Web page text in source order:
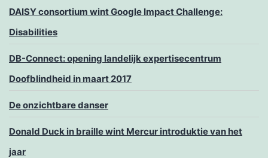
DAISY consortium wint Google Impact Challenge:
Disabilities
DB-Connect: opening landelijk expertisecentrum
Doofblindheid in maart 2017
De onzichtbare danser
Donald Duck in braille wint Mercur introduktie van het
jaar